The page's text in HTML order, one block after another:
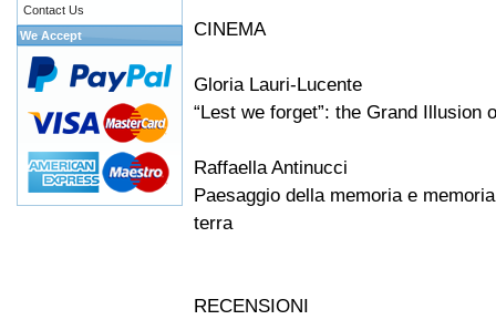
CINEMA
Gloria Lauri-Lucente
“Lest we forget”: the Grand
Raffaella Antinucci
Paesaggio della memoria e
terra
RECENSIONI
Contact Us
We Accept